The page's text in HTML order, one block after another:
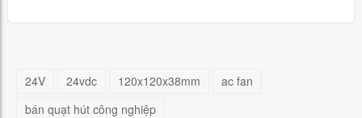
24V 24vdc 120x120x38mm
ac fan
bán quạt hút công nghiệp